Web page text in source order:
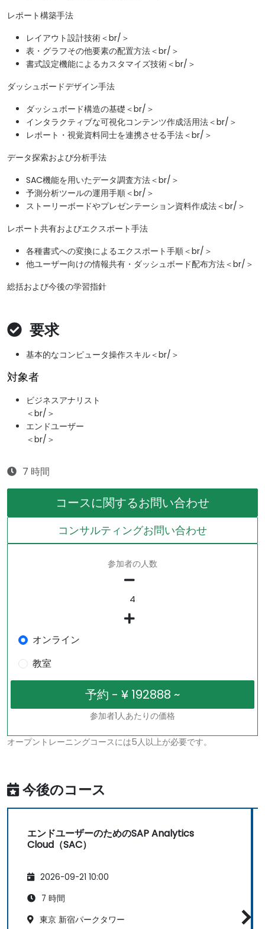
レポート構築手法
レイアウト設計技術＜br/＞
表・グラフその他要素の配置方法＜br/＞
書式設定機能によるカスタマイズ技術＜br/＞
ダッシュボードデザイン手法
ダッシュボード構造の基礎＜br/＞
インタラクティブな可視化コンテンツ作成活用法＜br/＞
レポート・視覚資料同士を連携させる手法＜br/＞
データ探索および分析手法
SAC機能を用いたデータ調査方法＜br/＞
予測分析ツールの運用手順＜br/＞
ストーリーボードやプレゼンテーション資料作成法＜br/＞
レポート共有およびエクスポート手法
各種書式への変換によるエクスポート手順＜br/＞
他ユーザー向けの情報共有・ダッシュボード配布方法＜br/＞
総括および今後の学習指針
要求
基本的なコンピュータ操作スキル＜br/＞
対象者
ビジネスアナリスト
＜br/＞
エンドユーザー
＜br/＞
7 時間
コースに関するお問い合わせ
コンサルティングお問い合わせ
参加者の人数
オンライン
教室
参加者1人あたりの価格
オープントレーニングコースには5人以上が必要です。
今後のコース
エンドユーザーのためのSAP Analytics
Cloud（SAC）
2026-09-21 10:00
7 時間
東京 新宿パークタワー